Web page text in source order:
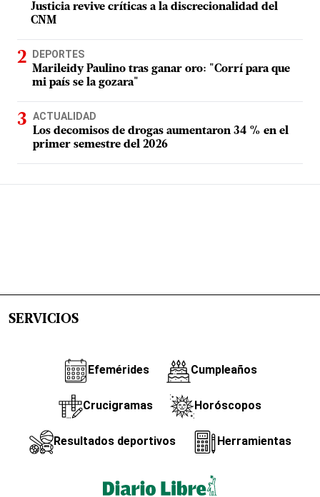
Justicia revive críticas a la discrecionalidad del
CNM
DEPORTES
Marileidy Paulino tras ganar oro: "Corrí para que
mi país se la gozara"
ACTUALIDAD
Los decomisos de drogas aumentaron 34 % en el
primer semestre del 2026
SERVICIOS
Efemérides Cumpleaños
Crucigramas Horóscopos
Resultados deportivos Herramientas